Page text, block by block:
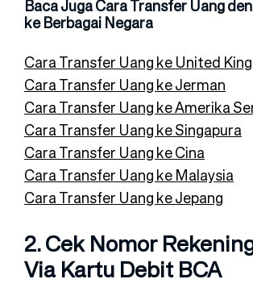
Baca Juga Cara Transfer Uang
ke Berbagai Negara
Cara Transfer Uang ke United
Cara Transfer Uang ke Jerman
Cara Transfer Uang ke Amerika
Cara Transfer Uang ke Singapura
Cara Transfer Uang ke Cina
Cara Transfer Uang ke Malaysia
Cara Transfer Uang ke Jepang
2. Cek Nomor
Via Kartu Debit BCA